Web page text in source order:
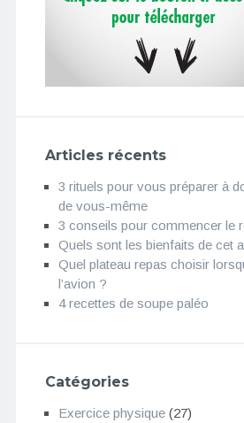
Articles récents
3 rituels pour vous préparer à
de vous-même
3 conseils pour commencer le
Quels sont les bienfaits de cet
Quel plateau repas choisir
l’avion ?
4 recettes de soupe paléo
Catégories
Exercice physique(27)